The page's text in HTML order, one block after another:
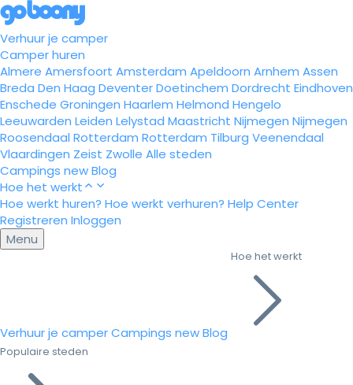
Verhuur je camper
Camper huren
Almere Amersfoort Amsterdam Apeldoorn Arnhem Assen
Breda Den Haag DeventerDoetinchem Dordrecht Eindhoven
Enschede Groningen Haarlem Helmond Hengelo
Leeuwarden Leiden Lelystad Maastricht Nijmegen Nijmegen
Roosendaal Rotterdam Rotterdam Tilburg Veenendaal
Vlaardingen Zeist Zwolle Alle steden
Campings newBlog
Hoe het werkt
Hoe werkt huren? Hoe werkt verhuren? Help Center
Registreren Inloggen
Menu
Verhuur je camperCampings newBlog
Hoe het werkt
Populaire steden